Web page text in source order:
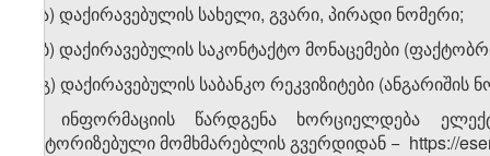
ა.ა) დაქირავებულის სახელი, გვარი, პირადი ნომერი;
ა.ბ) დაქირავებულის საკონტაქტო მონაცემები
ა.გ) დაქირავებულის საბანკო რეკვიზიტები (ანგარიშის
ბ) ინფორმაციის წარდგენა ხორციელდება
ავტორიზებული მომხმარებლის გვერდიდან − https://